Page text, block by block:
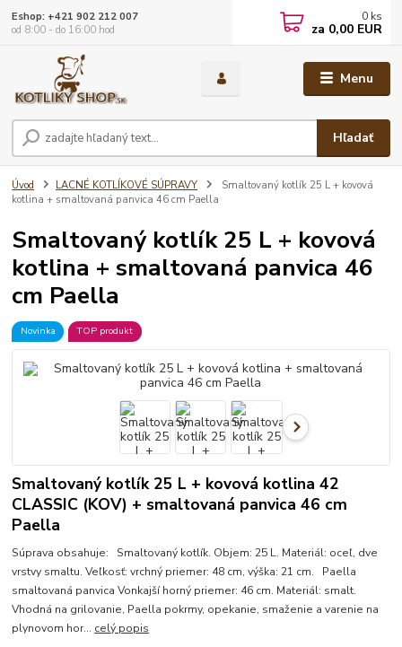
Menu
Hľadať
Eshop: +421 902 212 007
od 8:00 - do 16:00 hod
0 ks
za 0,00 EUR
Úvod LACNÉ KOTLÍKOVÉ SÚPRAVY
Smaltovaný kotlík 25 L + kovová
kotlina + smaltovaná panvica 46 cm Paella
Smaltovaný kotlík 25 L + kovová
kotlina + smaltovaná panvica 46
cm Paella
Novinka TOP produkt
Smaltovaný kotlík 25 L + kovová kotlina 42
CLASSIC (KOV) + smaltovaná panvica 46 cm
Paella
Súprava obsahuje: Smaltovaný kotlík. Objem: 25 L. Materiál: oceľ, dve
vrstvy smaltu. Veľkosť: vrchný priemer: 48 cm, výška: 21 cm. Paella
smaltovaná panvica Vonkajší horný priemer: 46 cm. Materiál: smalt.
Vhodná na grilovanie, Paella pokrmy, opekanie, smaženie a varenie na
plynovom hor... celý popis